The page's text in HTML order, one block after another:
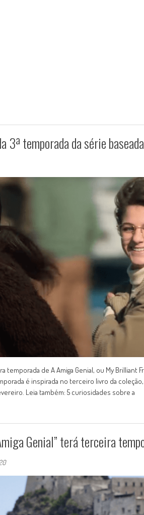
3ª temporada da série
temporada de A Amiga Genial, ou My Brilliant
é inspirada no terceiro livro da
Leia também: 5 curiosidades sobre a
Genial” terá terceira